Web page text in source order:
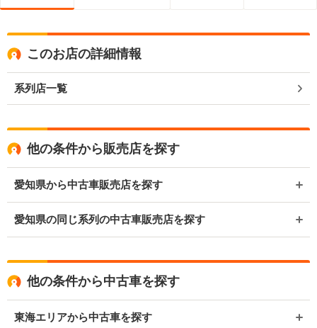
このお店の詳細情報
系列店一覧
他の条件から販売店を探す
愛知県から中古車販売店を探す
愛知県の同じ系列の中古車販売店を探す
他の条件から中古車を探す
東海エリアから中古車を探す